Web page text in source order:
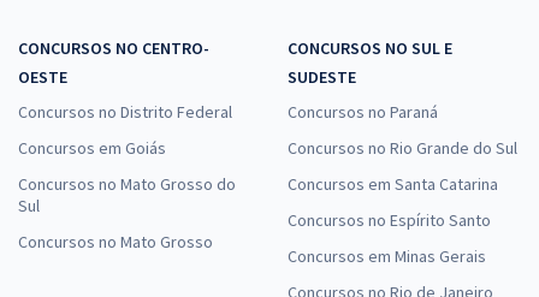
CONCURSOS NO CENTRO-
OESTE
Concursos no Distrito Federal
Concursos em Goiás
Concursos no Mato Grosso do
Sul
Concursos no Mato Grosso
CONCURSOS NO SUL E
SUDESTE
Concursos no Paraná
Concursos no Rio Grande do Sul
Concursos em Santa Catarina
Concursos no Espírito Santo
Concursos em Minas Gerais
Concursos no Rio de Janeiro